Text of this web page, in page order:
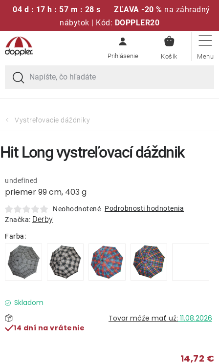
04 d : 17 h : 57 m : 28 s ZĽAVA -20 % na záhradný
nábytok | Kód: DOPPLER20
Prejsť
na
obsah
KOŠÍK
Sedacie súpravy
Slnečníky
Polstre a sedáky
Stoly
Lavice a hojdačky
Lehátka
Doplnky
Vystreľovacie dáždniky
priemer 99 cm, 403 g
undefined
Neohodnotené Podrobnosti hodnotenia
Značka: Derby
Skladom
11.08.2026
14 dní na vrátenie
14,72 €
Hit Long vystreľovací dáždnik